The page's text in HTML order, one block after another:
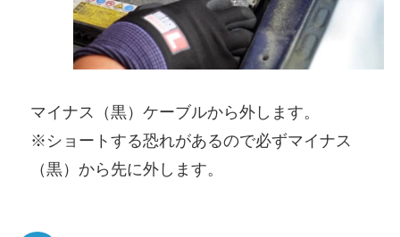
マイナス（黒）ケーブルから外します。
※ショートする恐れがあるので必ずマイナス
（黒）から先に外します。